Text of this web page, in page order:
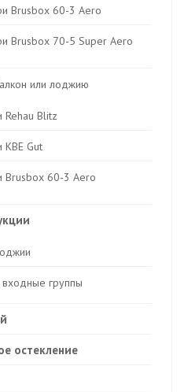
Brusbox 60-3 Aero
Brusbox 70-5 Super Aero
или лоджию
Rehau Blitz
КВЕ Gut
Brusbox 60-3 Aero
группы
остекление